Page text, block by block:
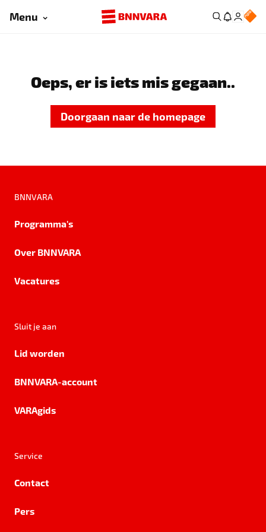
Menu
Oeps, er is iets mis gegaan..
Doorgaan naar de homepage
BNNVARA
Programma's
Over BNNVARA
Vacatures
Sluit je aan
Lid worden
BNNVARA-account
VARAgids
Service
Contact
Pers